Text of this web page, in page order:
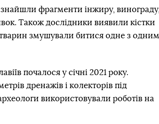
знайшли фрагменти інжиру, винограду,
Також дослідники виявили кістки
тварин змушували битися одне з одним
почалося у січні 2021 року.
дренажів і колекторів під
використовували роботів на